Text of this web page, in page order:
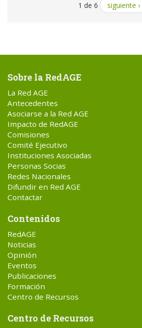
1 de 6 siguiente ›
Sobre la RedAGE
La Red AGE
Antecedentes
Asociarse a la Red AGE
Impacto de RedAGE
Comisiones
Comité Ejecutivo
Instituciones Asociadas
Personas Socias
Redes Nacionales
Difundir en Red AGE
Contactar
Contenidos
RedAGE
Noticias
Opinión
Eventos
Publicaciones
Formación
Centro de Recursos
Centro de Recursos